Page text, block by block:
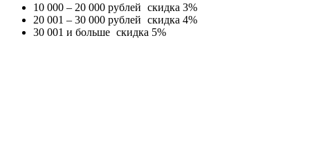
10 000 – 20 000 рублей скидка 3%
20 001 – 30 000 рублей скидка 4%
30 001 и больше скидка 5%